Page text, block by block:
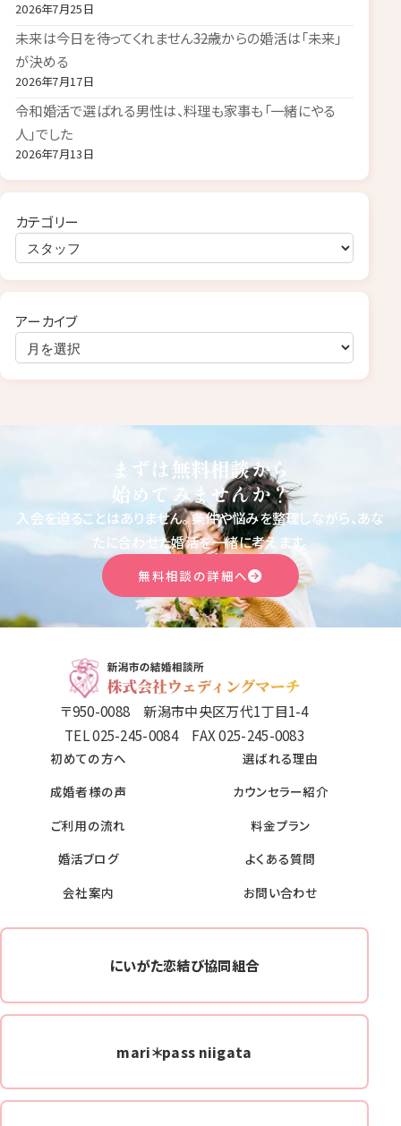
2026年7月25日
未来は今日を待ってくれません――32歳からの婚活は「未来」
が決める
2026年7月17日
令和婚活で選ばれる男性は、料理も家事も「一緒にやる
人」でした
2026年7月13日
カテゴリー
アーカイブ
まずは無料相談から
始めてみませんか？
入会を迫ることはありません。条件や悩みを整理しながら、あな
たに合わせた婚活を一緒に考えます。
無料相談の詳細へ
〒950-0088 新潟市中央区万代1丁目1-4
TEL 025-245-0084 FAX 025-245-0083
初めての方へ
選ばれる理由
成婚者様の声
カウンセラー紹介
ご利用の流れ
料金プラン
婚活ブログ
よくある質問
会社案内
お問い合わせ
にいがた恋結び協同組合
mari＊pass niigata